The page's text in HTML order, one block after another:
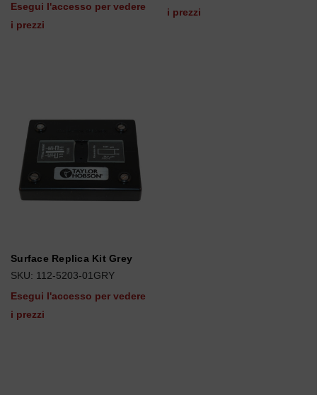
Esegui l'accesso per vedere
i prezzi
i prezzi
Surface Replica Kit Grey
SKU: 112-5203-01GRY
Esegui l'accesso per vedere
i prezzi